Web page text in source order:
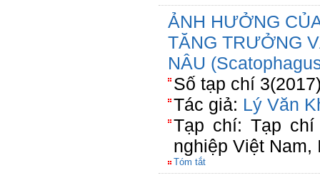
ẢNH HƯỞNG
TĂNG TRƯỞNG
NÂU
Số tạp chí
Tác giả: Lý Văn
Tạp chí: Tạp chí
nghiệp Việt Nam,
Tóm tắt